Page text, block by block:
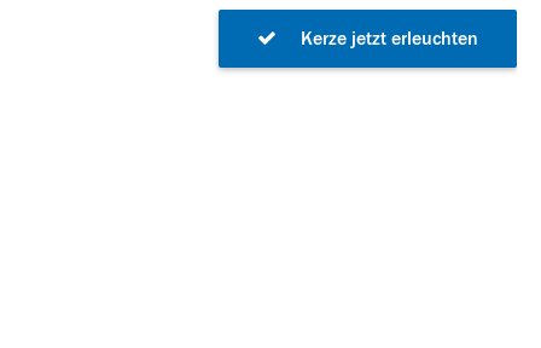
Kerze jetzt erleuchten